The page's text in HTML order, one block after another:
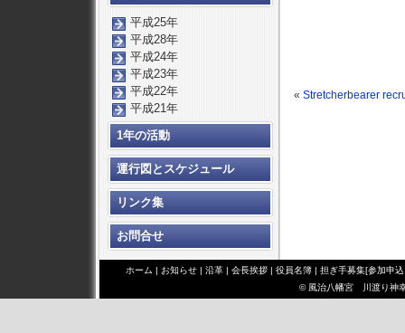
« Stretcherbearer
平成25年
平成28年
平成24年
平成23年
平成22年
平成21年
1年の活動
運行図とスケジュール
リンク集
お問合せ
ホーム | お知らせ | 沿革 | 会長挨拶 | 役員名簿 | 担ぎ手募集[参加申
© 風治八幡宮 川渡り神